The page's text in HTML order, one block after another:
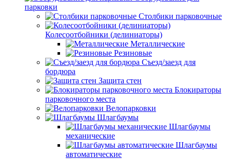
парковки
Столбики парковочные
Колесоотбойники (делиниаторы)
Металлические
Резиновые
Съезд/заезд для
бордюра
Защита стен
Блокираторы
парковочного места
Велопарковки
Шлагбаумы
Шлагбаумы
механические
Шлагбаумы
автоматические